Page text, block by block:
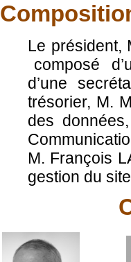
Le président,
composé
d’une
trésorier, M.
des
M. François
gestion du